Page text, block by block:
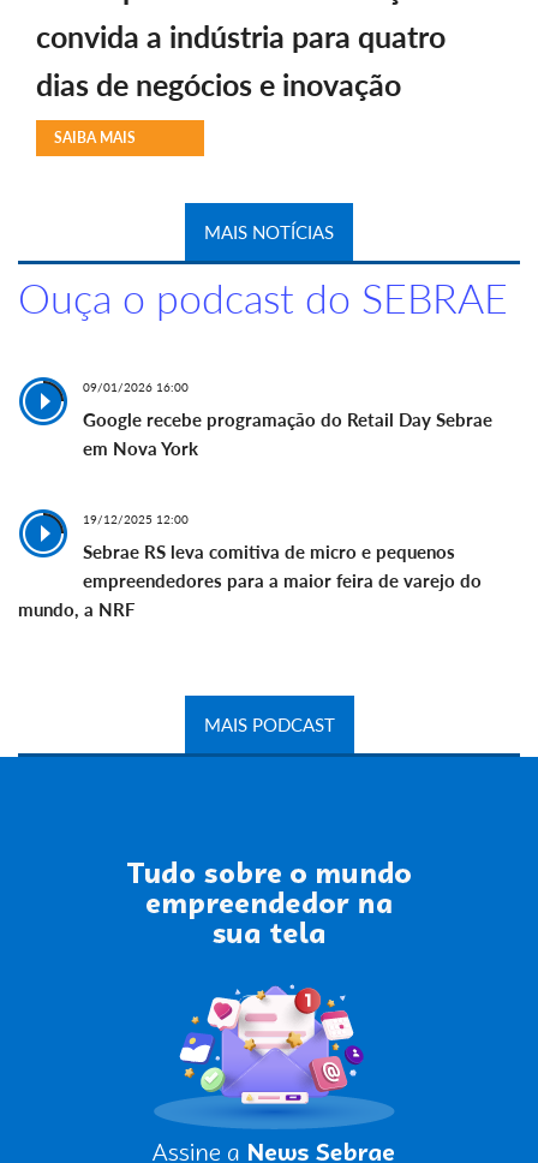
convida a indústria para quatro
dias de negócios e inovação
SAIBA MAIS
MAIS NOTÍCIAS
Ouça o podcast do SEBRAE
09/01/2026 16:00
Google recebe programação do Retail Day Sebrae
em Nova York
19/12/2025 12:00
Sebrae RS leva comitiva de micro e pequenos
empreendedores para a maior feira de varejo do
mundo, a NRF
MAIS PODCAST